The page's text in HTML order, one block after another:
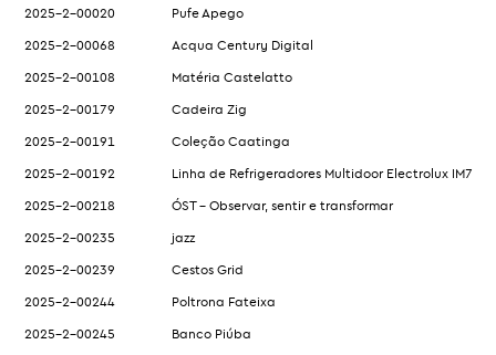
2025-2-00020
Pufe Apego
2025-2-00068
Acqua Century Digital
2025-2-00108
Matéria Castelatto
2025-2-00179
Cadeira Zig
2025-2-00191
Coleção Caatinga
2025-2-00192
Linha de Refrigeradores Multidoor Electrolux IM7
2025-2-00218
ÓST – Observar, sentir e transformar
2025-2-00235
jazz
2025-2-00239
Cestos Grid
2025-2-00244
Poltrona Fateixa
2025-2-00245
Banco Piúba